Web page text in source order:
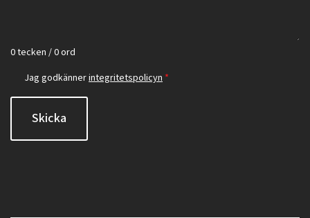
0 tecken / 0 ord
Jag godkännerintegritetspolicyn *
Skicka